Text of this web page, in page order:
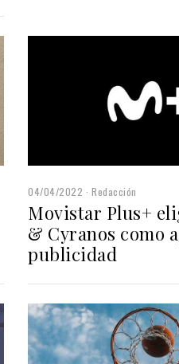
04/04/2022 Redacción
Movistar Plus+
& Cyranos como
publicidad